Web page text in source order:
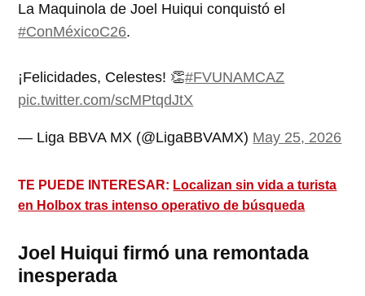
La Maquinola de Joel Huiqui conquistó el
#ConMéxicoC26.
¡Felicidades, Celestes! 👏#FVUNAMCAZ
pic.twitter.com/scMPtqdJtX
— Liga BBVA MX (@LigaBBVAMX) May 25, 2026
TE PUEDE INTERESAR: Localizan sin vida a turista
en Holbox tras intenso operativo de búsqueda
Joel Huiqui firmó una remontada
inesperada